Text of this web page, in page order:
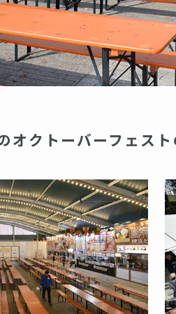
オクトーバーフェス